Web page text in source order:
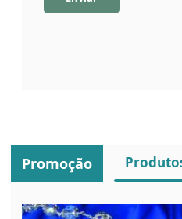
Promoção